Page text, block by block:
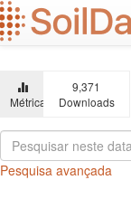
Ir
para
o
principal
Métricas
9,371
Downloads
Pesquisa avançada